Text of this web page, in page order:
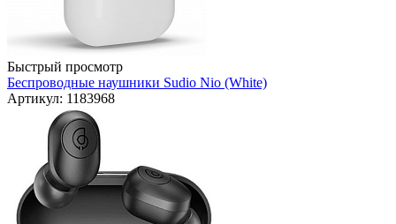
Быстрый просмотр
Беспроводные наушники Sudio Nio (White)
Артикул: 1183968